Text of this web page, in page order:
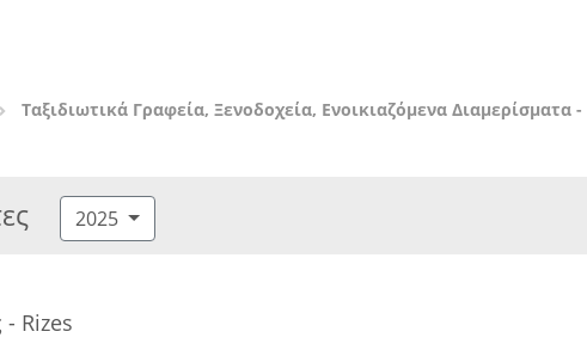
Ταξιδιωτικά Γραφεία, Ξενοδοχεία, Ενοικιαζόμενα Διαμερίσματα
2025
- Rizes